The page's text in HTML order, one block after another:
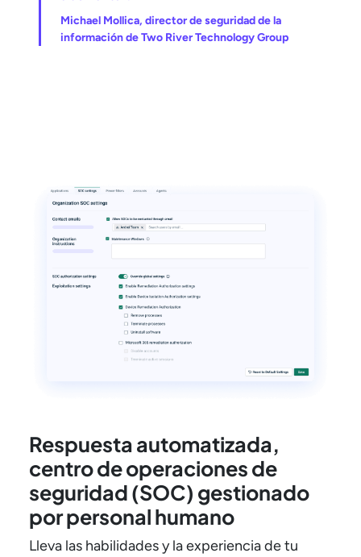
Michael Mollica, director de seguridad de la
información de Two River Technology Group
Respuesta automatizada,
centro de operaciones de
seguridad (SOC) gestionado
por personal humano
Lleva las habilidades y la experiencia de tu